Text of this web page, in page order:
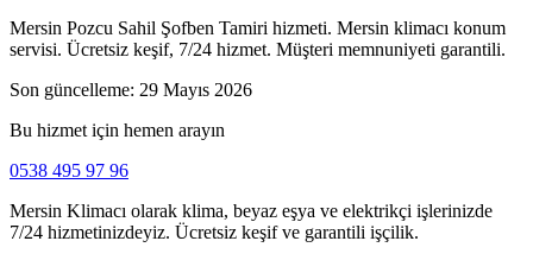
Mersin Pozcu Sahil Şofben Tamiri hizmeti. Mersin klimacı konum
servisi. Ücretsiz keşif, 7/24 hizmet. Müşteri memnuniyeti garantili.
Son güncelleme: 29 Mayıs 2026
Bu hizmet için hemen arayın
0538 495 97 96
Mersin Klimacı olarak klima, beyaz eşya ve elektrikçi işlerinizde
7/24 hizmetinizdeyiz. Ücretsiz keşif ve garantili işçilik.